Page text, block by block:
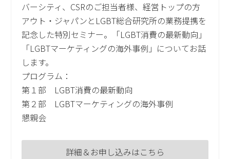
バーシティ、CSRのご担当者様、経営トップの方
アウト・ジャパンとLGBT総合研究所の業務提携を
記念した特別セミナー。「LGBT消費の最新動向」
「LGBTマーケティングの海外事例」についてお話
します。
プログラム：
第１部 LGBT消費の最新動向
第２部 LGBTマーケティングの海外事例
懇親会
詳細＆お申し込みはこちら